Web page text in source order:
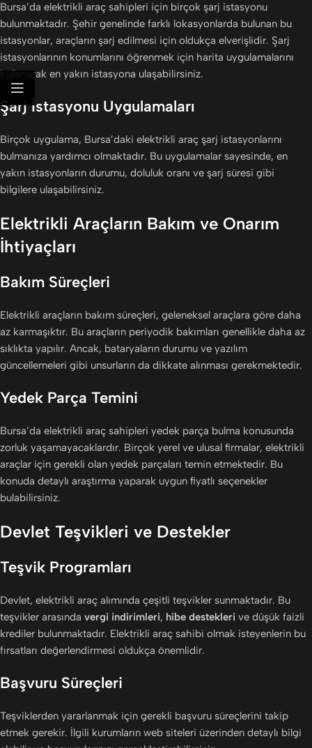
Bursa’da elektrikli araç sahipleri için birçok şarj istasyonu
bulunmaktadır. Şehir genelinde farklı lokasyonlarda bulunan bu
istasyonlar, araçların şarj edilmesi için oldukça elverişlidir. Şarj
istasyonlarının konumlarını öğrenmek için harita uygulamalarını
kullanarak en yakın istasyona ulaşabilirsiniz.
Şarj İstasyonu Uygulamaları
Birçok uygulama, Bursa’daki elektrikli araç şarj istasyonlarını
bulmanıza yardımcı olmaktadır. Bu uygulamalar sayesinde, en
yakın istasyonların durumu, doluluk oranı ve şarj süresi gibi
bilgilere ulaşabilirsiniz.
Elektrikli Araçların Bakım ve Onarım
İhtiyaçları
Bakım Süreçleri
Elektrikli araçların bakım süreçleri, geleneksel araçlara göre daha
az karmaşıktır. Bu araçların periyodik bakımları genellikle daha az
sıklıkta yapılır. Ancak, bataryaların durumu ve yazılım
güncellemeleri gibi unsurların da dikkate alınması gerekmektedir.
Yedek Parça Temini
Bursa’da elektrikli araç sahipleri yedek parça bulma konusunda
zorluk yaşamayacaklardır. Birçok yerel ve ulusal firmalar, elektrikli
araçlar için gerekli olan yedek parçaları temin etmektedir. Bu
konuda detaylı araştırma yaparak uygun fiyatlı seçenekler
bulabilirsiniz.
Devlet Teşvikleri ve Destekler
Teşvik Programları
Devlet, elektrikli araç alımında çeşitli teşvikler sunmaktadır. Bu
teşvikler arasında vergi indirimleri, hibe destekleri ve düşük faizli
krediler bulunmaktadır. Elektrikli araç sahibi olmak isteyenlerin bu
fırsatları değerlendirmesi oldukça önemlidir.
Başvuru Süreçleri
Teşviklerden yararlanmak için gerekli başvuru süreçlerini takip
etmek gerekir. İlgili kurumların web siteleri üzerinden detaylı bilgi